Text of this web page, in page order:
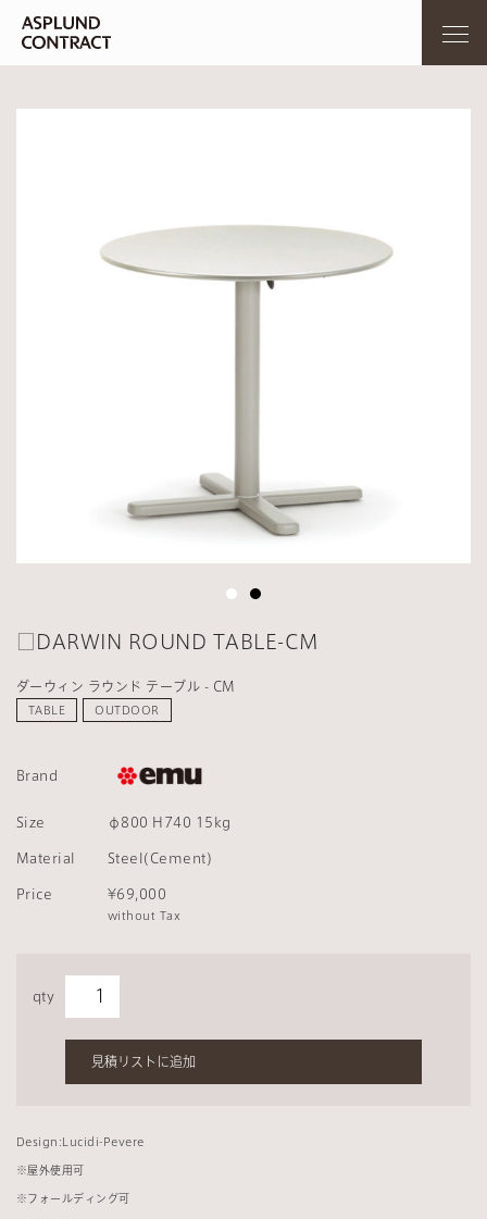
□DARWIN ROUND TABLE-CM
ダーウィン ラウンド テーブル - CM
TABLE OUTDOOR
Brand
Size φ800 H740 15kg
Material Steel(Cement)
Price ¥69,000
without Tax
qty
見積リストに追加
Design:Lucidi-Pevere
※ 屋外使用可
※ フォールディング可